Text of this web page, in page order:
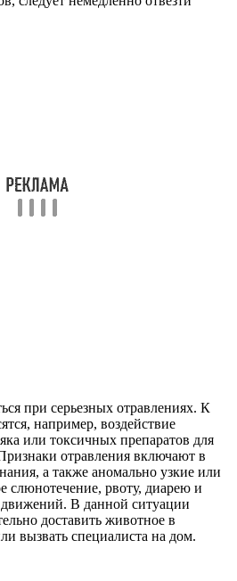
при серьезных отравлениях. К
например, воздействие
или токсичных препаратов для
отравления включают в
а также аномально узкие или
слюнотечение, рвоту, диарею и
В данной ситуации
доставить животное в
вызвать специалиста на дом.